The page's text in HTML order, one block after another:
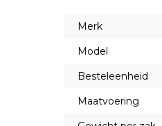
Merk
Model
Besteleenheid
Maatvoering